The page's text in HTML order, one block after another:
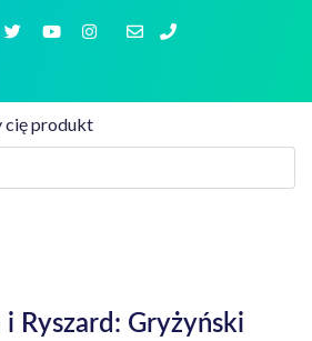
cię produkt
Ryszard: Gryżyński